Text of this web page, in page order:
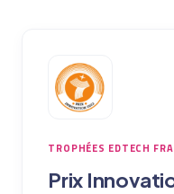
TROPHÉES EDTECH
Prix